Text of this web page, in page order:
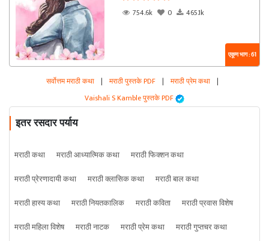
754.6k
0 465.1k
एकूण भाग : 61
सर्वोत्तम मराठी कथा | मराठी पुस्तके PDF | मराठी प्रेम कथा |
Vaishali S Kamble पुस्तके PDF
इतर रसदार पर्याय
मराठी कथा मराठी आध्यात्मिक कथा
मराठी फिक्शन कथा
मराठी प्रेरणादायी कथा
मराठी क्लासिक कथा
मराठी बाल कथा
मराठी हास्य कथा
मराठी नियतकालिक मराठी कविता
मराठी प्रवास विशेष
मराठी महिला विशेष
मराठी नाटक मराठी प्रेम कथा मराठी गुप्तचर कथा